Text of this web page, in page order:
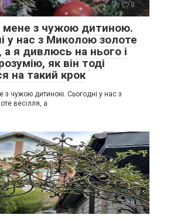
0
мене з чужою дитиною.
у нас з Миколою золоте
а я дивлюсь на нього і
як він тоді
на такий крок
з чужою дитиною. Сьогодні у нас з
весілля, а
0